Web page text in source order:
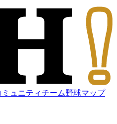
ミュニティチーム野球マップ